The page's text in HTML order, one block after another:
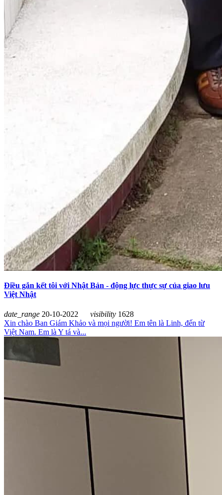
Điều gắn kết tôi với Nhật Bản - động lực thực sự của giao lưu
Việt Nhật
date_range 20-10-2022 visibility 1628
Xin chào Ban Giám Khảo và mọi người! Em tên là Linh, đến từ
Việt Nam. Em là Y tá và...